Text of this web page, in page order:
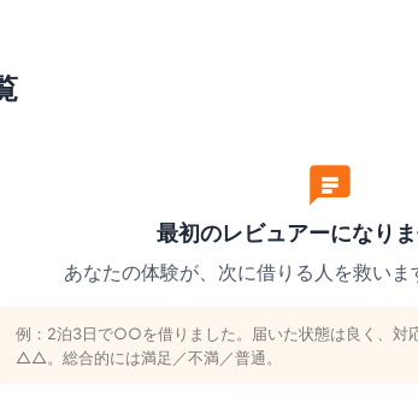
最初のレビュアーになり
あなたの体験が、次に借りる人を救いま
例：2泊3日で○○を借りました。届いた状態は良く、対
△△。総合的には満足／不満／普通。